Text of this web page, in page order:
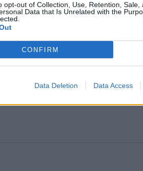
opt-out of Collection, Use, Retention, Sale,
Data that Is Unrelated with the
CONFIRM
Data Deletion Data Access